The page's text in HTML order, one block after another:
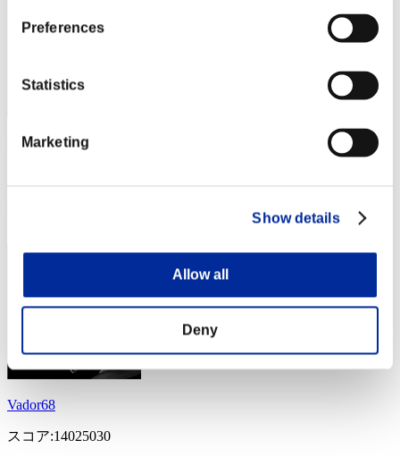
Preferences
Statistics
Marketing
Show details
Allow all
Deny
Dcorrea2011
Vador68
スコア:14025030